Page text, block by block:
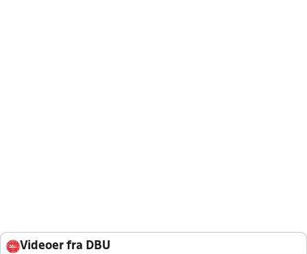
Videoer fra DBU